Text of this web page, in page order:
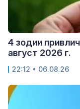
4 зодии
август 2026 г.
22:12 • 06.08.26